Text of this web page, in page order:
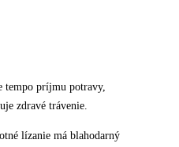
tempo príjmu potravy,
zdravé trávenie.
lízanie má blahodarný